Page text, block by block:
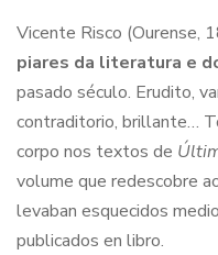
Vicente Risco (Ourense,
piares da literatura e
pasado século. Erudito,
contraditorio, brillante…
corpo nos textos de
volume que redescobre
levaban esquecidos
publicados en libro.